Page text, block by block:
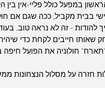
במפעל כולל פליי-אין
בבית מקביל, ככה שגם אם
חזרה על מסלול הנצחונות